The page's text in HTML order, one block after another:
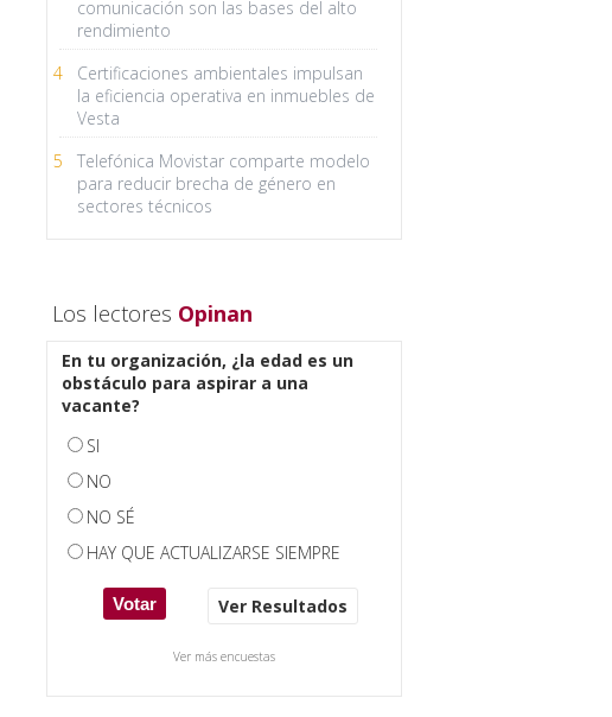
comunicación son las bases del alto
rendimiento
4
Certificaciones ambientales impulsan
la eficiencia operativa en inmuebles de
Vesta
5
Telefónica Movistar comparte modelo
para reducir brecha de género en
sectores técnicos
Los lectores Opinan
En tu organización, ¿la edad es un
obstáculo para aspirar a una
vacante?
SI
NO
NO SÉ
HAY QUE ACTUALIZARSE SIEMPRE
Ver Resultados
Ver más encuestas